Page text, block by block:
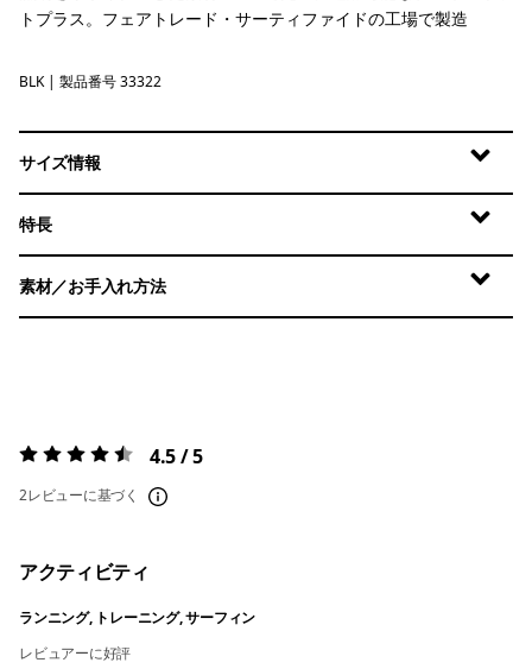
トプラス。フェアトレード・サーティファイドの工場で製造
Black
BLK | 製品番号 33322
サイズ情報
特長
素材／お手入れ方法
評価:4.5 / 5 4.5 / 5
2レビューに基づく
アクティビティ
ランニング, トレーニング, サーフィン
レビュアーに好評